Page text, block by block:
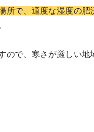
所で、適度な湿度の肥
ので、寒さが厳しい